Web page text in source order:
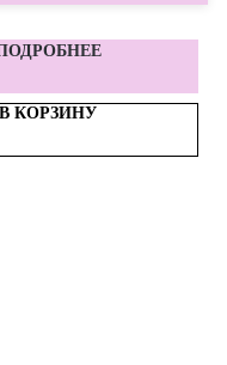
В КОРЗИНУ